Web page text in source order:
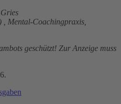
Mental-Coachingpraxis,
geschützt! Zur Anzeige muss
.